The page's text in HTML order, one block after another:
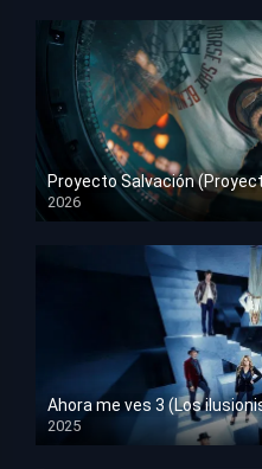
Proyecto Salvación
2026
HD 1080p
Ahora me ves 3 (Los
2025
HD 1080p